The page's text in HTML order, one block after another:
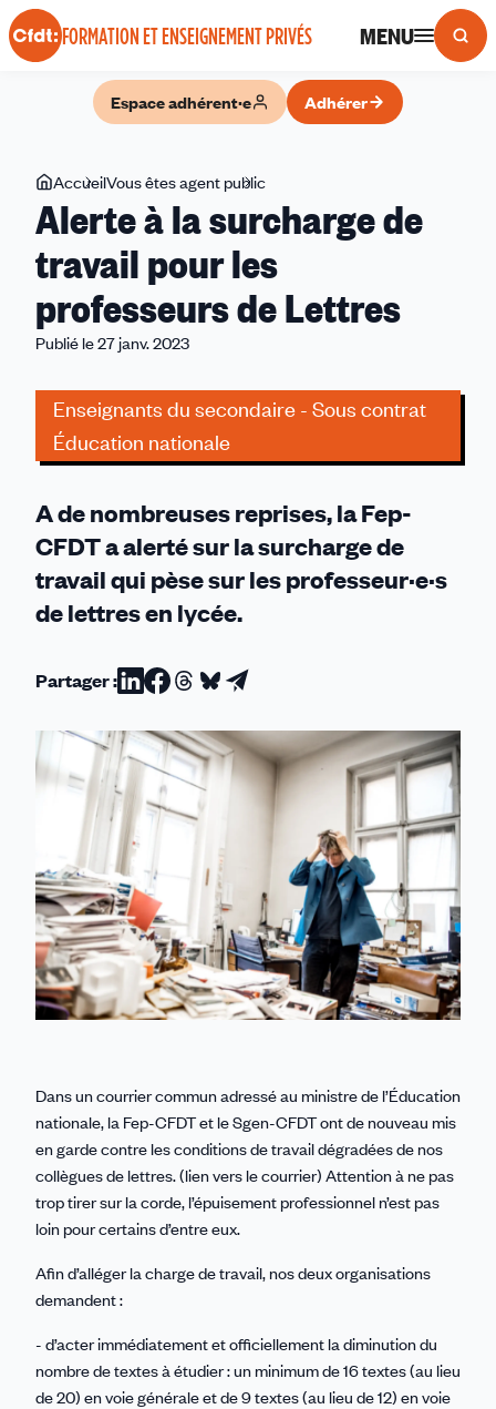
Panneau de gestion des cookies
FORMATION ET ENSEIGNEMENT PRIVÉS MENU
Espace adhérent·e Adhérer
Vous
êtes
ici
AccueilVous êtes agent public
à
surcharge
de
travail
professeurs
Lettres
Alerte à la surcharge de
travail pour les
professeurs de Lettres
Publié le 27 janv. 2023
Enseignants du secondaire - Sous contrat
Éducation nationale
A de nombreuses reprises, la Fep-
CFDT a alerté sur la surcharge de
travail qui pèse sur les professeur·e·s
de lettres en lycée.
Partager :Partager
sur
Linkedin
Partager
sur
Facebook
Partager
sur
Threads
Partager
sur
Bluesky
Partager
par
email
Dans un courrier commun adressé au ministre de l’Éducation
nationale, la Fep-CFDT et le Sgen-CFDT ont de nouveau mis
en garde contre les conditions de travail dégradées de nos
collègues de lettres. (lien vers le courrier) Attention à ne pas
trop tirer sur la corde, l’épuisement professionnel n’est pas
loin pour certains d’entre eux.
Afin d’alléger la charge de travail, nos deux organisations
demandent :
- d’acter immédiatement et officiellement la diminution du
nombre de textes à étudier : un minimum de 16 textes (au lieu
de 20) en voie générale et de 9 textes (au lieu de 12) en voie